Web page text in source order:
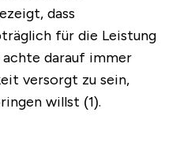
dass
für die Leistung
darauf immer
versorgt zu sein,
willst (1).